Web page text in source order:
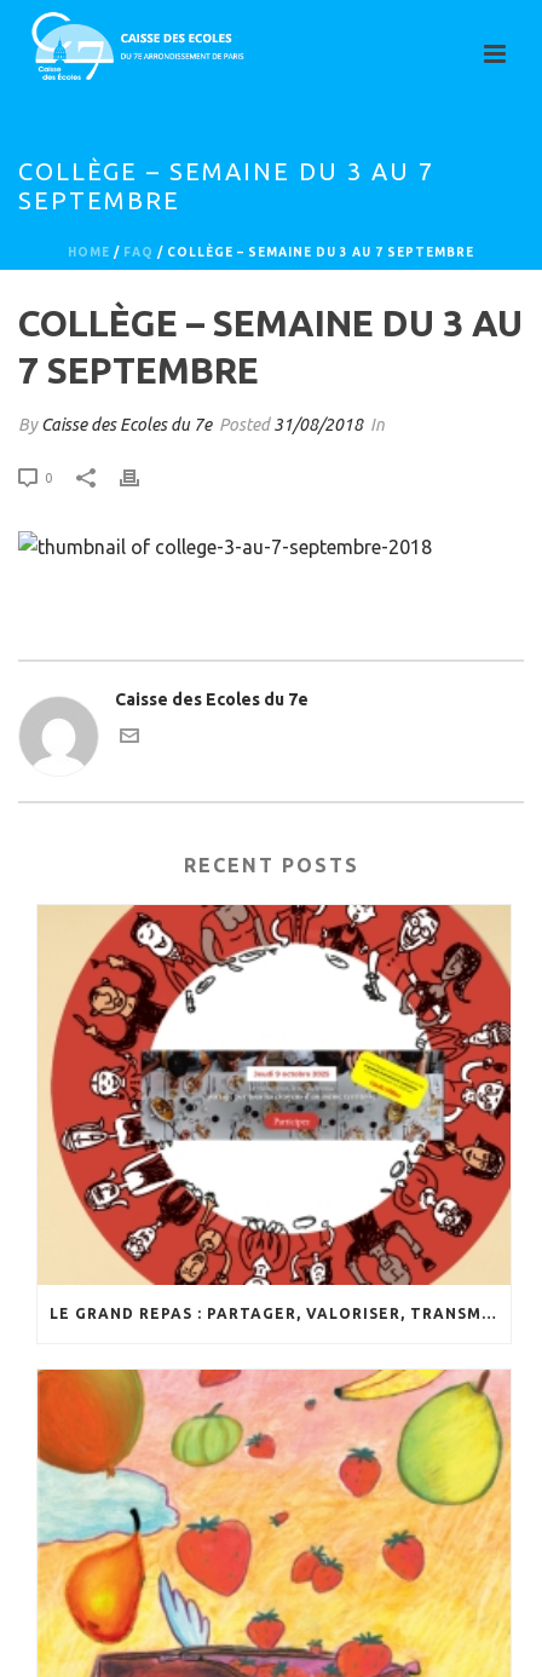
COLLÈGE – SEMAINE DU 3 AU 7
SEPTEMBRE
HOME / FAQ / COLLÈGE – SEMAINE DU 3 AU 7 SEPTEMBRE
COLLÈGE – SEMAINE DU 3 AU
7 SEPTEMBRE
ByCaisse des Ecoles du 7e Posted31/08/2018 In
0
Caisse des Ecoles du 7e
RECENT POSTS
LE GRAND REPAS : PARTAGER, VALORISER, TRANSMETTRE